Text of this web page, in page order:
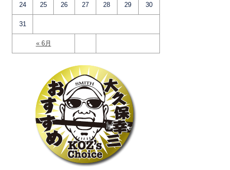
« 6月
24 25 26 27 28 29 30
31